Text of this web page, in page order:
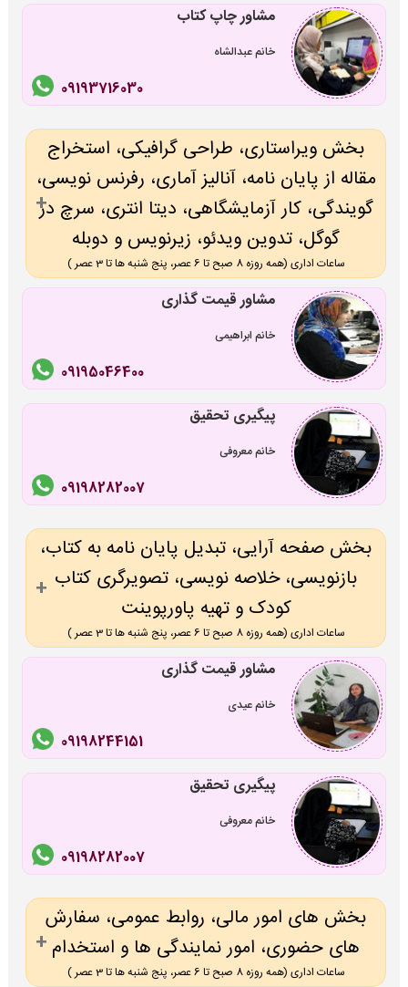
مشاور چاپ کتاب
خانم عبدالشاه
09193716030
بخش ویراستاری، طراحی گرافیکی، استخراج
مقاله از پایان نامه، آنالیز آماری، رفرنس نویسی،
گویندگی، کار آزمایشگاهی، دیتا انتری، سرچ در
گوگل، تدوین ویدئو، زیرنویس و دوبله
ساعات اداری (همه روزه 8 صبح تا 6 عصر، پنج شنبه ها تا 3 عصر )
مشاور قیمت گذاری
خانم ابراهیمی
09195046400
پیگیری تحقیق
خانم معروفی
09198282007
بخش صفحه آرایی، تبدیل پایان نامه به کتاب،
بازنویسی، خلاصه نویسی، تصویرگری کتاب
کودک و تهیه پاورپوینت
ساعات اداری (همه روزه 8 صبح تا 6 عصر، پنج شنبه ها تا 3 عصر )
مشاور قیمت گذاری
خانم عیدی
09198244151
پیگیری تحقیق
خانم معروفی
09198282007
بخش های امور مالی، روابط عمومی، سفارش
های حضوری، امور نمایندگی ها و استخدام
ساعات اداری (همه روزه 8 صبح تا 6 عصر، پنج شنبه ها تا 3 عصر )